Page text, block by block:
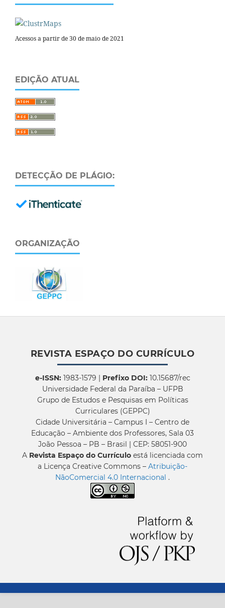
Acessos a partir de 30 de maio de 2021
EDIÇÃO ATUAL
DETECÇÃO DE PLÁGIO:
ORGANIZAÇÃO
REVISTA ESPAÇO DO CURRÍCULO
e-ISSN:1983-1579 | Prefixo DOI:10.15687/rec
Universidade Federal da Paraíba – UFPB
Grupo de Estudos e Pesquisas em Políticas
Curriculares (GEPPC)
Cidade Universitária – Campus I – Centro de
Educação – Ambiente dos Professores, Sala 03
João Pessoa – PB – Brasil | CEP: 58051-900
A Revista Espaço do Currículo está licenciada com
a Licença Creative Commons – Atribuição-
NãoComercial 4.0 Internacional .